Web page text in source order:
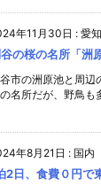
年11月30日 : 愛知
の桜の名所「洲
市の洲原池と周辺
名所だが、野鳥も
年8月21日 : 国内
2日、食費０円で